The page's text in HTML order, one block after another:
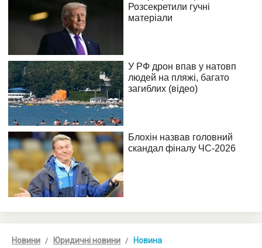
Новини Юридичні новини Новина